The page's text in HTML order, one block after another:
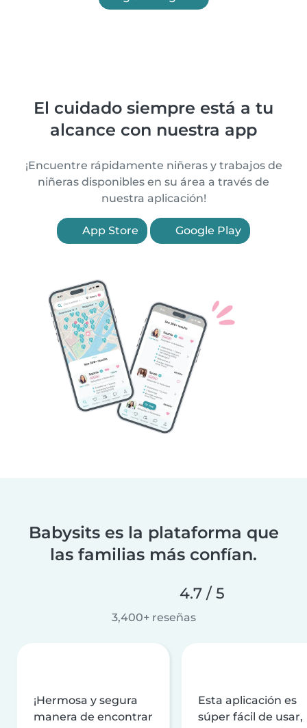
El cuidado siempre está a tu
alcance con nuestra app
¡Encuentre rápidamente niñeras y trabajos de
niñeras disponibles en su área a través de
nuestra aplicación!
App Store Google Play
Babysits es la plataforma que
las familias más confían.
4.7 / 5
3,400+ reseñas
¡Hermosa y segura
manera de encontrar
Esta aplicación es
súper fácil de usar,